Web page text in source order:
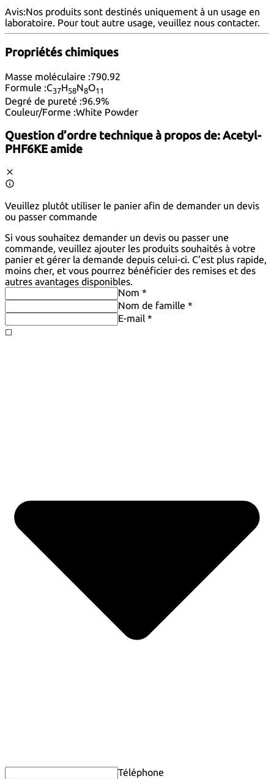
Avis:Nos produits sont destinés uniquement à un usage en
laboratoire. Pour tout autre usage, veuillez nous contacter.
Propriétés chimiques
Masse moléculaire :790.92
Formule :C37H58N8O11
Degré de pureté :96.9%
Couleur/Forme :White Powder
Question d’ordre technique à propos de:Acetyl-
PHF6KE amide
Veuillez plutôt utiliser le panier afin de demander un devis
ou passer commande
Si vous souhaitez demander un devis ou passer une
commande, veuillez ajouter les produits souhaités à votre
panier et gérer la demande depuis celui-ci. C’est plus rapide,
moins cher, et vous pourrez bénéficier des remises et des
autres avantages disponibles.
Nom *
Nom de famille *
E-mail *
◻️
Téléphone